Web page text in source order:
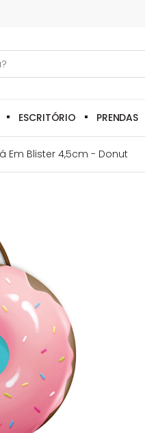
ESCRITÓRIO PRENDAS
Em Blister 4,5cm - Donut